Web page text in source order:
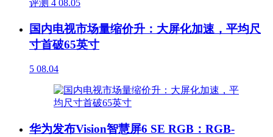
评测 4 08.05
国内电视市场量缩价升：大屏化加速，平均尺
寸首破65英寸
5 08.04
华为发布Vision智慧屏6 SE RGB：RGB-